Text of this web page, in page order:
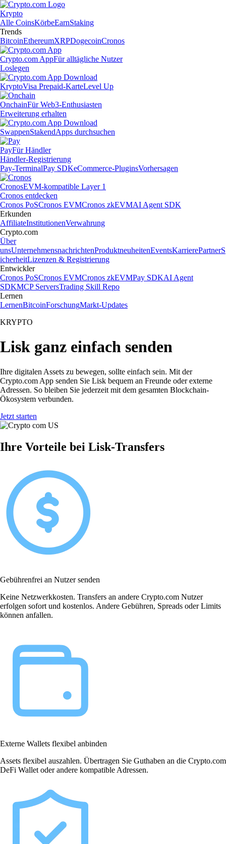
Krypto
Alle CoinsKörbeEarnStaking
Trends
BitcoinEthereumXRPDogecoinCronos
Crypto.com AppFür alltägliche Nutzer
Loslegen
KryptoVisa Prepaid-KarteLevel Up
OnchainFür Web3-Enthusiasten
Erweiterung erhalten
SwappenStakendApps durchsuchen
PayFür Händler
Händler-Registrierung
Pay-TerminalPay SDKeCommerce-PluginsVorhersagen
CronosEVM-kompatible Layer 1
Cronos entdecken
Cronos PoSCronos EVMCronos zkEVMAI Agent SDK
Erkunden
AffiliateInstitutionenVerwahrung
Crypto.com
Über
unsUnternehmensnachrichtenProduktneuheitenEventsKarrierePartnerS
icherheitLizenzen & Registrierung
Entwickler
Cronos PoSCronos EVMCronos zkEVMPay SDKAI Agent
SDKMCP ServersTrading Skill Repo
Lernen
LernenBitcoinForschungMarkt-Updates
KRYPTO
Lisk ganz einfach senden
Ihre digitalen Assets zu bewegen, sollte einfach sein. Mit der
Crypto.com App senden Sie Lisk bequem an Freunde oder externe
Adressen. So bleiben Sie jederzeit mit dem gesamten Blockchain-
Ökosystem verbunden.
Jetzt starten
Ihre Vorteile bei Lisk-Transfers
Gebührenfrei an Nutzer senden
Keine Netzwerkkosten. Transfers an andere Crypto.com Nutzer
erfolgen sofort und kostenlos. Andere Gebühren, Spreads oder Limits
können anfallen.
Externe Wallets flexibel anbinden
Assets flexibel auszahlen. Übertragen Sie Guthaben an die Crypto.com
DeFi Wallet oder andere kompatible Adressen.